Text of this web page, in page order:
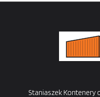
Staniaszek Kontenery